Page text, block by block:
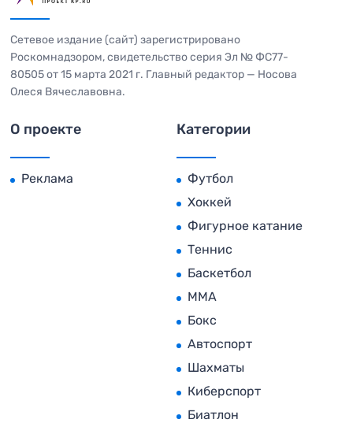
Сетевое издание (сайт) зарегистрировано
Роскомнадзором, свидетельство серия Эл № ФС77-
80505 от 15 марта 2021 г. Главный редактор — Носова
Олеся Вячеславовна.
О проекте
Реклама
Категории
Футбол
Хоккей
Фигурное катание
Теннис
Баскетбол
MMA
Бокс
Автоспорт
Шахматы
Киберспорт
Биатлон